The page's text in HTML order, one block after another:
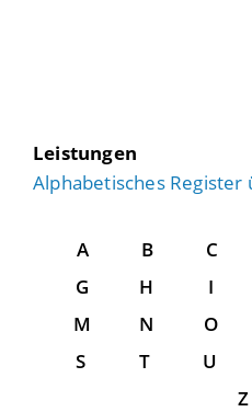
Leistungen
Alphabetisches Register
A B C
G
H I
M
N O
S
T U
Z